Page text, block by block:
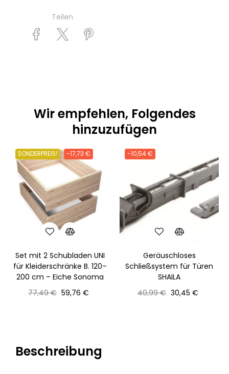
Teilen
Wir empfehlen, Folgendes
hinzuzufügen
SONDERPREIS! -17,73 €
Set mit 2 Schubladen UNI
für Kleiderschränke B. 120–
200 cm – Eiche Sonoma
Normaler
77,49 € Preis
59,76 €
-10,54 €
Geräuschloses
Schließsystem für Türen
SHAILA
Normaler
40,99 € Preis
30,45 €
Beschreibung